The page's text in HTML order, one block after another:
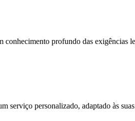
conhecimento profundo das exigências
serviço personalizado, adaptado às